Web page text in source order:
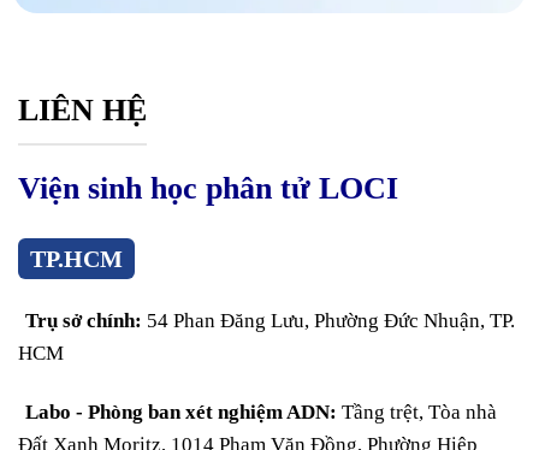
LIÊN HỆ
Viện sinh học phân tử LOCI
TP.HCM
Trụ sở chính: 54 Phan Đăng Lưu, Phường Đức Nhuận, TP.
HCM
Labo - Phòng ban xét nghiệm ADN: Tầng trệt, Tòa nhà
Đất Xanh Moritz, 1014 Phạm Văn Đồng, Phường Hiệp